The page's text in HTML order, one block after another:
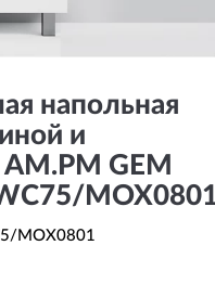
напольная
и
GEM
MOX0801